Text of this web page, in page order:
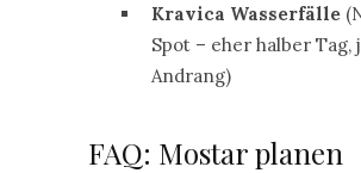
Kravica Wasserfälle
Spot – eher halber Tag,
Andrang)
FAQ: Mostar planen